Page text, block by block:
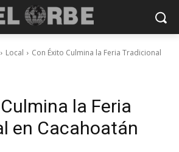
Local
Con Éxito Culmina la Feria Tradicional
la Feria
en Cacahoatán